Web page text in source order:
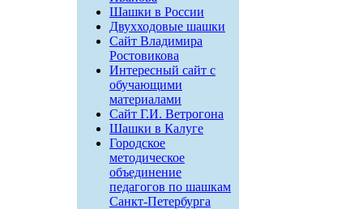
Шашки в России
Двухходовые шашки
Сайт Владимира
Ростовикова
Интересный сайт с
обучающими
материалами
Сайт Г.И. Ветрогона
Шашки в Калуге
Городское
методическое
объединение
педагогов по шашкам
Санкт-Петербурга